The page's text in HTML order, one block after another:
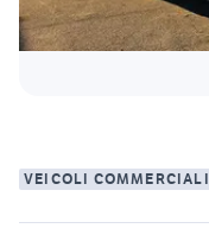
VEICOLI COMMERCIALI